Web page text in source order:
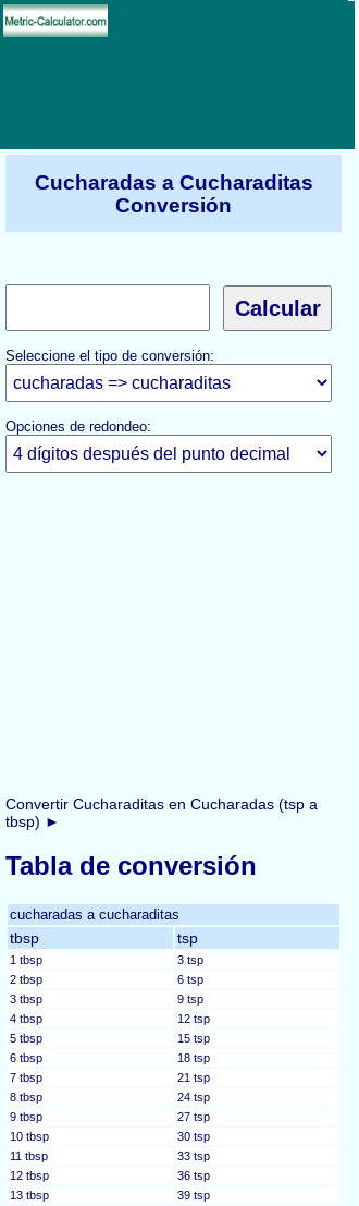
Cucharadas a Cucharaditas
Conversión
Seleccione el tipo de conversión:
Opciones de redondeo:
Convertir Cucharaditas en Cucharadas (tsp a
tbsp) ►
Tabla de conversión
cucharadas a cucharaditas
tbsp tsp
1 tbsp
3 tsp
2 tbsp
6 tsp
3 tbsp
9 tsp
4 tbsp
12 tsp
5 tbsp
15 tsp
6 tbsp
18 tsp
7 tbsp
21 tsp
8 tbsp
24 tsp
9 tbsp
27 tsp
10 tbsp
30 tsp
11 tbsp
33 tsp
12 tbsp
36 tsp
13 tbsp
39 tsp